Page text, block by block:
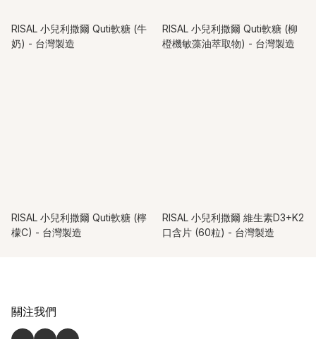
RISAL 小兒利撒爾 Quti軟糖 (牛
奶) - 台灣製造
RISAL 小兒利撒爾 Quti軟糖 (柳
橙機敏藻油萃取物) - 台灣製造
RISAL 小兒利撒爾 Quti軟糖 (檸
檬C) - 台灣製造
RISAL 小兒利撒爾 維生素D3+K2
口含片 (60粒) - 台灣製造
關注我們